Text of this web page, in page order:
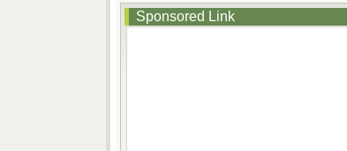
Sponsored Link